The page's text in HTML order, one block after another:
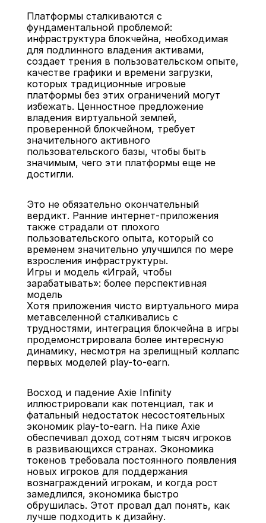
Платформы сталкиваются с
фундаментальной проблемой:
инфраструктура блокчейна, необходимая
для подлинного владения активами,
создает трения в пользовательском опыте,
качестве графики и времени загрузки,
которых традиционные игровые
платформы без этих ограничений могут
избежать. Ценностное предложение
владения виртуальной землей,
проверенной блокчейном, требует
значительного активного
пользовательского базы, чтобы быть
значимым, чего эти платформы еще не
достигли.
Это не обязательно окончательный
вердикт. Ранние интернет-приложения
также страдали от плохого
пользовательского опыта, который со
временем значительно улучшился по мере
взросления инфраструктуры.
Игры и модель «Играй, чтобы
зарабатывать»: более перспективная
модель
Хотя приложения чисто виртуального мира
метавселенной сталкивались с
трудностями, интеграция блокчейна в игры
продемонстрировала более интересную
динамику, несмотря на зрелищный коллапс
первых моделей play-to-earn.
Восход и падение Axie Infinity
иллюстрировали как потенциал, так и
фатальный недостаток несостоятельных
экономик play-to-earn. На пике Axie
обеспечивал доход сотням тысяч игроков
в развивающихся странах. Экономика
токенов требовала постоянного появления
новых игроков для поддержания
вознаграждений игрокам, и когда рост
замедлился, экономика быстро
обрушилась. Этот провал дал понять, как
лучше подходить к дизайну.